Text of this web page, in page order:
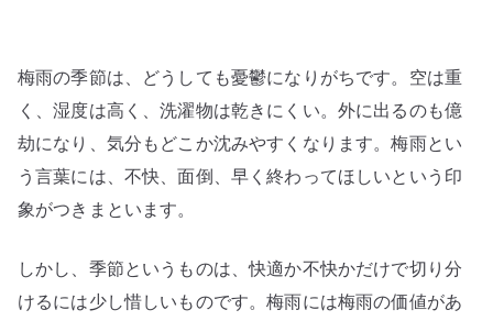
き
ゅ
う
り、
ヒ
ト、
白
梅雨の季節は、どうしても憂鬱になりがちです。空は重
く、湿度は高く、洗濯物は乾きにくい。外に出るのも億
劫になり、気分もどこか沈みやすくなります。梅雨とい
う言葉には、不快、面倒、早く終わってほしいという印
象がつきまといます。
しかし、季節というものは、快適か不快かだけで切り分
けるには少し惜しいものです。梅雨には梅雨の価値があ